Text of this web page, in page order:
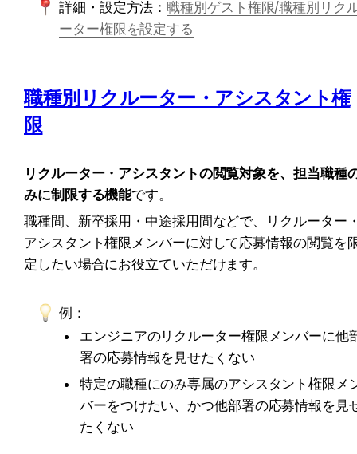
詳細・設定方法：職種別ゲスト権限/職種別リク
ーター権限を設定する
職種別リクルーター・アシスタント権
限
リクルーター・アシスタントの閲覧対象を、担当職種
みに制限する機能です。
職種間、新卒採用・中途採用間などで、リクルーター
アシスタント権限メンバーに対して応募情報の閲覧を
定したい場合にお役立ていただけます。
例：
エンジニアのリクルーター権限メンバーに他
署の応募情報を見せたくない
特定の職種にのみ専属のアシスタント権限メ
バーをつけたい、かつ他部署の応募情報を見
たくない